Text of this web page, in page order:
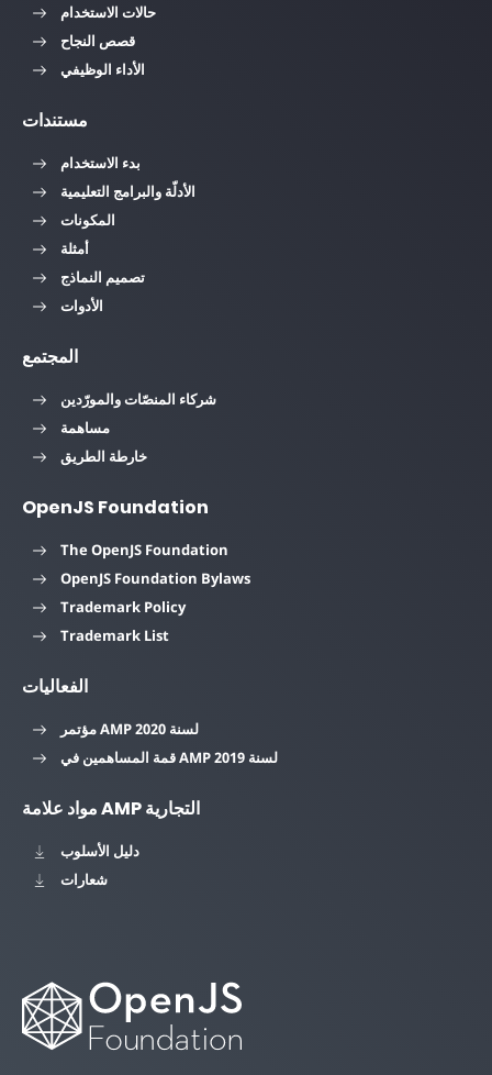
حالات الاستخدام
قصص النجاح
الأداء الوظيفي
مستندات
بدء الاستخدام
الأدلّة والبرامج التعليمية
المكونات
أمثلة
تصميم النماذج
الأدوات
المجتمع
شركاء المنصّات والمورّدين
مساهمة
خارطة الطريق
OpenJS Foundation
The OpenJS Foundation
OpenJS Foundation Bylaws
Trademark Policy
Trademark List
الفعاليات
مؤتمر AMP لسنة 2020
قمة المساهمين في AMP لسنة 2019
مواد علامة AMP التجارية
دليل الأسلوب
شعارات